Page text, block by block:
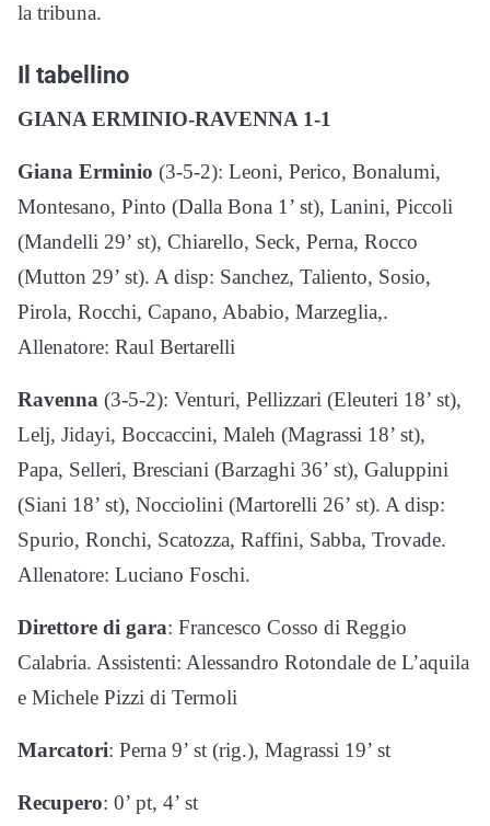
la tribuna.
Il tabellino
GIANA ERMINIO-RAVENNA 1-1
Giana Erminio (3-5-2): Leoni, Perico, Bonalumi,
Montesano, Pinto (Dalla Bona 1’ st), Lanini, Piccoli
(Mandelli 29’ st), Chiarello, Seck, Perna, Rocco
(Mutton 29’ st). A disp: Sanchez, Taliento, Sosio,
Pirola, Rocchi, Capano, Ababio, Marzeglia,.
Allenatore: Raul Bertarelli
Ravenna (3-5-2): Venturi, Pellizzari (Eleuteri 18’ st),
Lelj, Jidayi, Boccaccini, Maleh (Magrassi 18’ st),
Papa, Selleri, Bresciani (Barzaghi 36’ st), Galuppini
(Siani 18’ st), Nocciolini (Martorelli 26’ st). A disp:
Spurio, Ronchi, Scatozza, Raffini, Sabba, Trovade.
Allenatore: Luciano Foschi.
Direttore di gara: Francesco Cosso di Reggio
Calabria. Assistenti: Alessandro Rotondale de L’aquila
e Michele Pizzi di Termoli
Marcatori: Perna 9’ st (rig.), Magrassi 19’ st
Recupero: 0’ pt, 4’ st